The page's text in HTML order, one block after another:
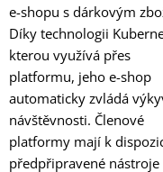
e-shopu s dárkovým
Díky technologii
kterou využívá přes
platformu, jeho e-shop
automaticky zvládá
návštěvnosti. Členové
platformy mají k
předpřipravené